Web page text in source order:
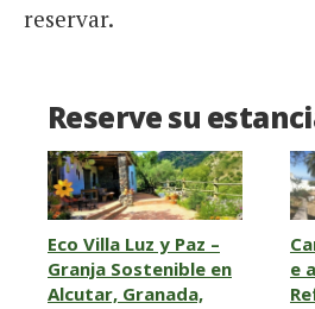
reservar.
Reserve su
Eco Villa Luz y Paz –
Granja Sostenible en
Alcutar, Granada,
e